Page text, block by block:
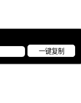
一键复制